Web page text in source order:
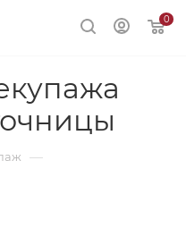
0
—